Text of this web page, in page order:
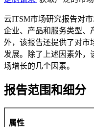
云ITSM市场研究报告对
企业、产品和服务类型、
外，该报告还提供了对市
发展。除了上述因素外，
场增长的几个因素。
报告范围和细分
属性